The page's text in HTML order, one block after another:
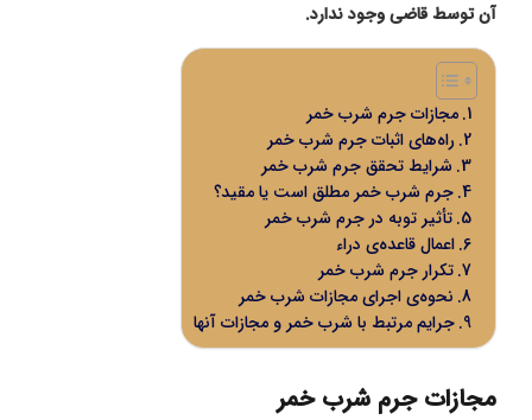
آن توسط قاضی وجود ندارد.
مجازات جرم شرب خمر
راه‌های اثبات جرم شرب خمر
شرایط تحقق جرم شرب خمر
جرم شرب خمر مطلق است یا مقید؟
تأثیر توبه در جرم شرب خمر
اعمال قاعده‌ی دراء
تکرار جرم شرب خمر
نحوه‌ی اجرای مجازات شرب خمر
جرایم مرتبط با شرب خمر و مجازات آنها
مجازات جرم شرب خمر